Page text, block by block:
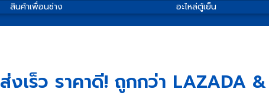
สินค้าเพื่อนช่าง อะไหล่ตู้เย็น
ส่งเร็ว ราคาดี! ถูกกว่า LAZADA